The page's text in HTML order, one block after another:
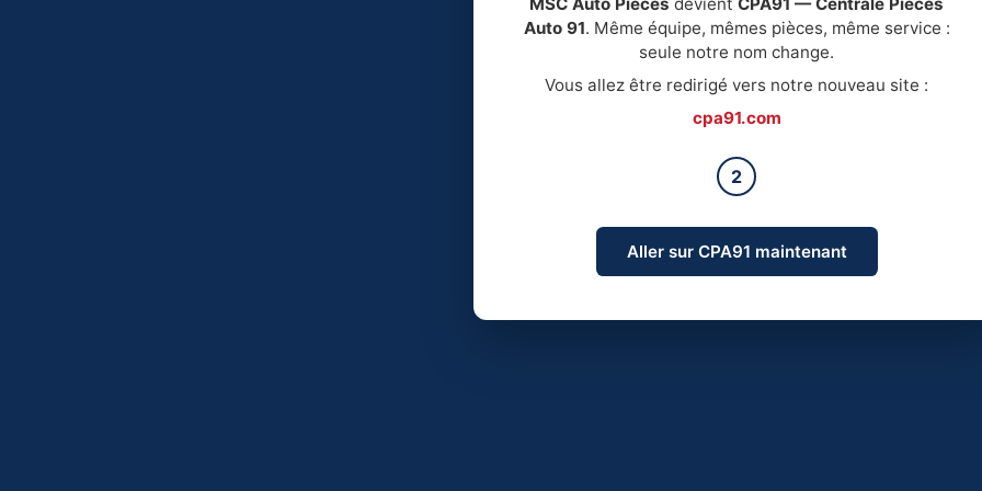
MSC Auto Pièces devient CPA91 — Centrale Pièces
Auto 91. Même équipe, mêmes pièces, même service :
seule notre nom change.
Vous allez être redirigé vers notre nouveau site :
cpa91.com
2
Aller sur CPA91 maintenant